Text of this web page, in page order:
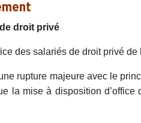
droit privé
des salariés de droit privé de
rupture majeure avec le
la mise à disposition d’office